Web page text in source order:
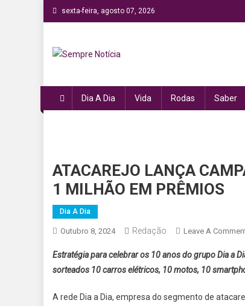
Skip
to
sexta-feira, agosto 07, 2026
Dia A Dia Vida Rodas Saber
ATACAREJO LANÇA
1 MILHÃO EM PRÊMIOS
Dia A Dia
Outubro 8, 2024 Redação Leave A
Estratégia para celebrar os 10 anos do grupo Dia a
sorteados 10 carros elétricos, 10 motos, 10
A rede Dia a Dia, empresa do segmento de